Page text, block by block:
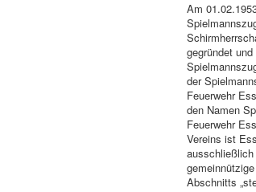
Am
gegründet
der
Feuerwehr
den Namen
Feuerwehr
Vereins ist
Abschnitts